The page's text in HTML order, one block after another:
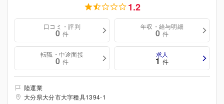
1.2
口コミ・評判
0 件
年収・給与明細
0 件
転職・中途面接
0 件
求人
1 件
陸運業
大分県大分市大字種具1394-1